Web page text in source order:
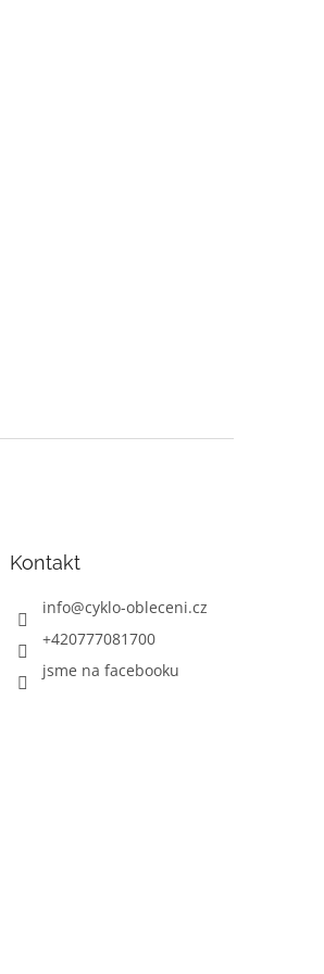
Kontakt
info@cyklo-obleceni.cz
+420777081700
jsme na facebooku